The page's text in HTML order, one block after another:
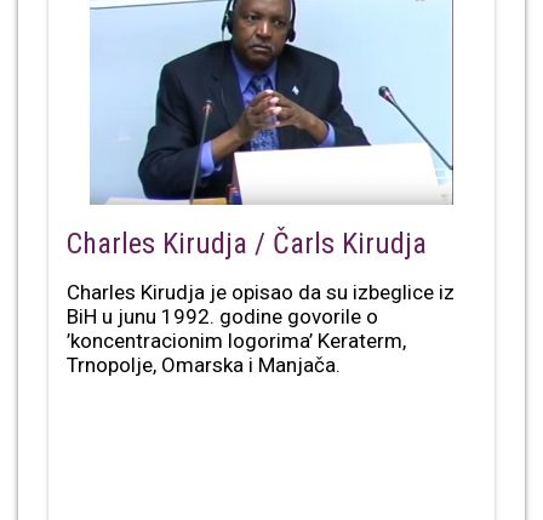
Charles Kirudja / Čarls Kirudja
Charles Kirudja je opisao da su izbeglice iz
BiH u junu 1992. godine govorile o
’koncentracionim logorima’ Keraterm,
Trnopolje, Omarska i Manjača.